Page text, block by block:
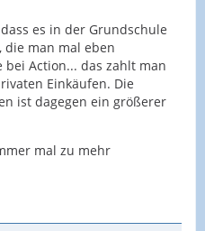
es in der Grundschule
die man mal eben
Action... das zahlt man
Einkäufen. Die
ist dagegen ein größerer
mal zu mehr